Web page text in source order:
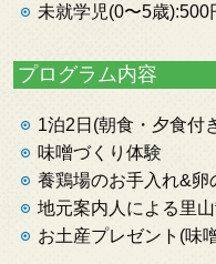
未就学児(0〜5歳):500
プログラム内容
1泊2日(朝食・夕食付
味噌づくり体験
養鶏場のお手入れ&卵
地元案内人による里
お土産プレゼント(味